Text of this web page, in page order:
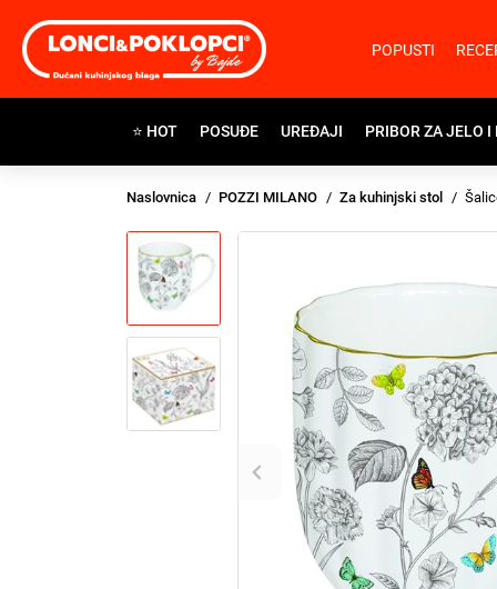
POPUSTI
⭐ HOT POSUĐE UREĐAJI PRIBOR ZA JELO I
Naslovnica POZZI MILANO Za kuhinjski stol